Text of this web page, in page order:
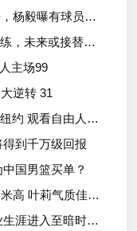
国家队，朱旭航离开新疆
替郭士强成男篮新帅
主场99
逆转 31
人比赛 并跟韩旭合影
到千万级回报
国男篮买单？
佳，全家看韩旭比赛
进入至暗时刻？